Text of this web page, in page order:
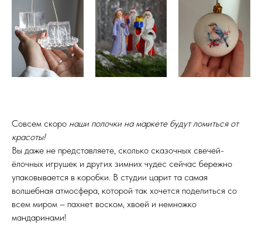
Совсем скоро наши полочки на маркете будут ломиться от
красоты!
Вы даже не представляете, сколько сказочных свечей-
ёлочных игрушек и других зимних чудес сейчас бережно
упаковывается в коробки. В студии царит та самая
волшебная атмосфера, которой так хочется поделиться со
всем миром – пахнет воском, хвоей и немножко
мандаринами!